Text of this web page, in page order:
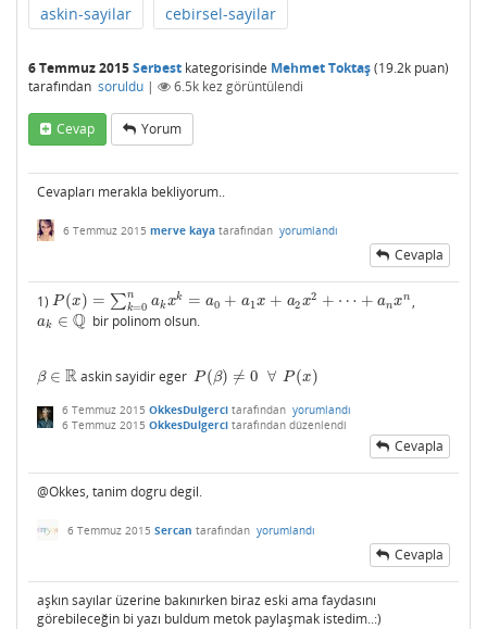
askin-sayilar cebirsel-sayilar
6 Temmuz 2015Serbest kategorisinde Mehmet Toktaş(19.2k puan)
tarafından soruldu | 6.5k kez görüntülendi
Cevap Yorum
Cevapları merakla bekliyorum..
6 Temmuz 2015 merve kaya tarafından yorumlandı
Cevapla
1) P(x) = ∑n
k=0 ak xk = a0 + a1x + a2x2 + ⋯ + anxn
P(x)=∑ k= 0n ak k =a0+a 1x +a2 x2 +⋯+ anx n
ak ∈ Q
ak∈Q bir polinom olsun.
β ∈ R
β∈R askin sayidir egerP(β) ≠ 0
P(β)≠0 ∀
∀ P(x)
P(x)
6 Temmuz 2015 OkkesDulgerci tarafından yorumlandı
6 Temmuz 2015 OkkesDulgerci tarafından düzenlendi
Cevapla
@Okkes, tanim dogru degil.
6 Temmuz 2015 Sercan tarafından yorumlandı
Cevapla
aşkın sayılar üzerine bakınırken biraz eski ama faydasını
görebileceğin bi yazı buldum metok paylaşmak istedim..:)